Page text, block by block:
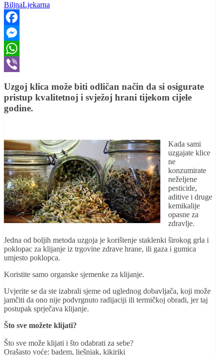
BiljnaLjekarna
Facebook
Messenger
WhatsApp
Uzgoj klica može biti odličan način da si osigurate
pristup kvalitetnoj i svježoj hrani tijekom cijele
godine.
Kada sami
uzgajate klice
ne
konzumirate
neželjene
pesticide,
aditive i druge
kemikalije
opasne za
zdravlje.
Jedna od boljih metoda uzgoja je korištenje staklenki širokog grla i
poklopac za klijanje iz trgovine zdrave hrane, ili gaza i gumica
umjesto poklopca.
Koristite samo organske sjemenke za klijanje.
Uvjerite se da ste izabrali sjeme od uglednog dobavljača, koji može
jamčiti da ono nije podvrgnuto radijaciji ili termičkoj obradi, jer taj
postupak sprječava klijanje.
Što sve možete klijati?
Što sve može klijati i što odabrati za sebe?
Orašasto voće: badem, lješnjak, kikiriki